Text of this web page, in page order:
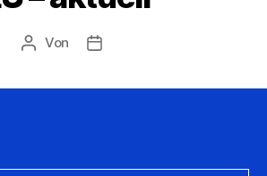
Beitragsautor
Von Beitragsdatum